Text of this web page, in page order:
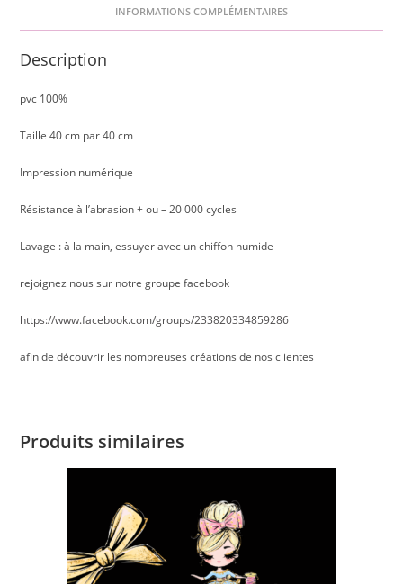
INFORMATIONS COMPLÉMENTAIRES
Description
pvc 100%
Taille 40 cm par 40 cm
Impression numérique
Résistance à l’abrasion + ou – 20 000 cycles
Lavage : à la main, essuyer avec un chiffon humide
rejoignez nous sur notre groupe facebook
https://www.facebook.com/groups/233820334859286
afin de découvrir les nombreuses créations de nos clientes
Produits similaires